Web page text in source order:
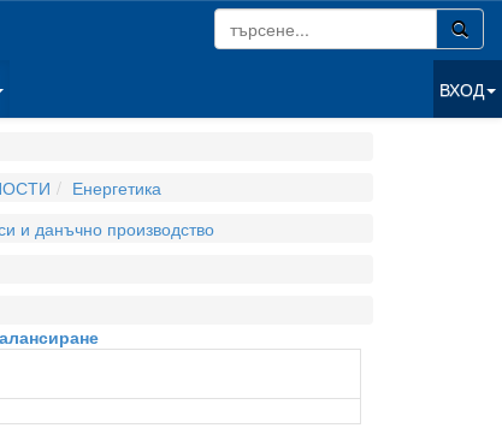
ВХОД
Енергетика
и данъчно производство